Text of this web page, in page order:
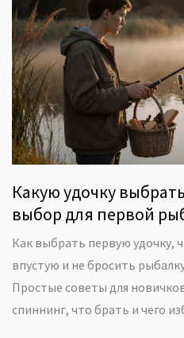
Какую удочку
выбор для первой
Как выбрать первую удочку,
впустую и не бросить
Простые советы для
спиннинг, что брать и чего